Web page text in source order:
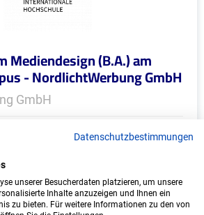
Mediendesign (B.A.) am
- NordlichtWerbung GmbH
GmbH
IU Duales Studium (Internationale
Datenschutzbestimmungen
unserer Besucherdaten platzieren, um unsere
Inhalte anzuzeigen und Ihnen ein
zu bieten. Für weitere Informationen zu den von